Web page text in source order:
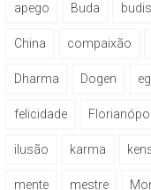
apego Buda
China compaixão
Dharma Dogen
felicidade
ilusão karma
mente mestre